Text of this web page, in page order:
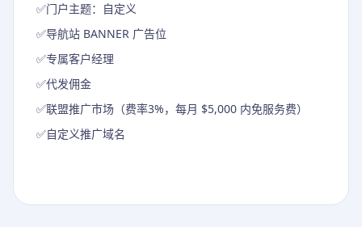
✅门户主题：自定义
✅导航站 BANNER 广告位
✅专属客户经理
✅代发佣金
✅联盟推广市场（费率3%，每月 $5,000 内免服务费）
✅自定义推广域名